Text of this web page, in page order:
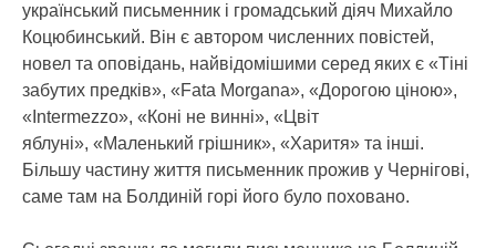
український письменник і громадський діяч Михайло
Коцюбинський. Він є автором численних повістей,
новел та оповідань, найвідомішими серед яких є «Тіні
забутих предків», «Fata Morgana», «Дорогою ціною»,
«Intermezzo», «Коні не винні», «Цвіт
яблуні», «Маленький грішник», «Харитя» та інші.
Більшу частину життя письменник прожив у Чернігові,
саме там на Болдиній горі його було поховано.